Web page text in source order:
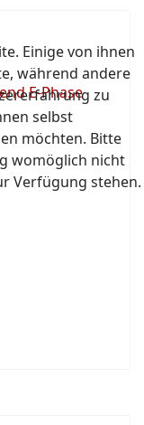
E-Phase
Einige von ihnen
während andere
zu
selbst
möchten. Bitte
womöglich nicht
Verfügung stehen.